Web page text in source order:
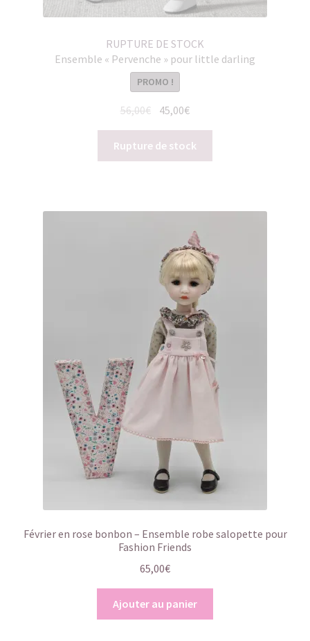
RUPTURE DE STOCK
Ensemble « Pervenche » pour little darling
PROMO !
56,00€ Le
prix
initial
était :
45,00€Le
prix
actuel
est :
Rupture de stock
Février en rose bonbon – Ensemble robe salopette pour
Fashion Friends
65,00€
Ajouter au panier